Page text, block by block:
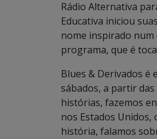
Rádio Alternativa
Educativa iniciou
nome inspirado
programa, que é
Blues & Derivados é
sábados, a partir
histórias, fazemos
nos Estados Unidos,
história, falamos